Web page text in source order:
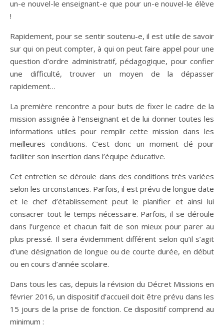
un-e nouvel-le enseignant-e que pour un-e nouvel-le élève
!
Rapidement, pour se sentir soutenu-e, il est utile de savoir
sur qui on peut compter, à qui on peut faire appel pour une
question d’ordre administratif, pédagogique, pour confier
une difficulté, trouver un moyen de la dépasser
rapidement…
La première rencontre a pour buts de fixer le cadre de la
mission assignée à l’enseignant et de lui donner toutes les
informations utiles pour remplir cette mission dans les
meilleures conditions. C’est donc un moment clé pour
faciliter son insertion dans l’équipe éducative.
Cet entretien se déroule dans des conditions très variées
selon les circonstances. Parfois, il est prévu de longue date
et le chef d’établissement peut le planifier et ainsi lui
consacrer tout le temps nécessaire. Parfois, il se déroule
dans l’urgence et chacun fait de son mieux pour parer au
plus pressé. Il sera évidemment différent selon qu’il s’agit
d’une désignation de longue ou de courte durée, en début
ou en cours d’année scolaire.
Dans tous les cas, depuis la révision du Décret Missions en
février 2016, un dispositif d’accueil doit être prévu dans les
15 jours de la prise de fonction. Ce dispositif comprend au
minimum :